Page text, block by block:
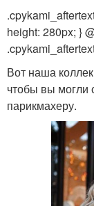
height: 280px; }
Вот наша
чтобы вы могли
парикмахеру.